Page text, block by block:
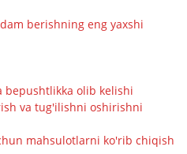
berishning eng yaxshi
bepushtlikka olib kelishi
va tug'ilishni oshirishni
mahsulotlarni ko'rib chiqish